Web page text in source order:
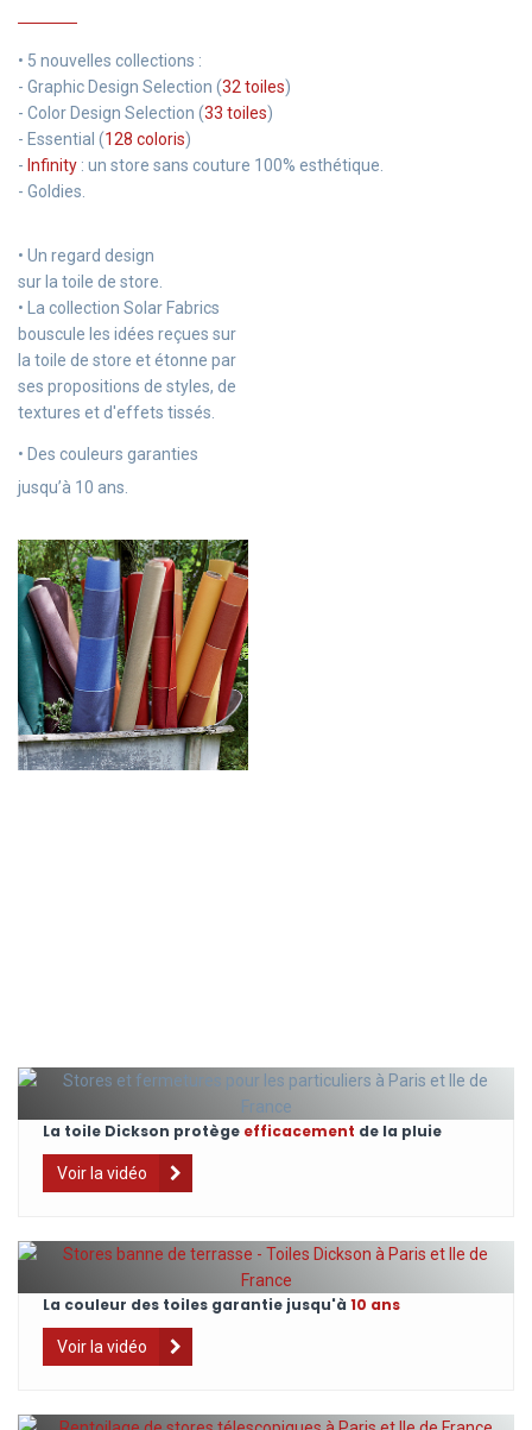
• 5 nouvelles collections :
- Graphic Design Selection (32 toiles)
- Color Design Selection (33 toiles)
- Essential (128 coloris)
- Infinity : un store sans couture 100% esthétique.
- Goldies.
• Un regard design
sur la toile de store.
• La collection Solar Fabrics
bouscule les idées reçues sur
la toile de store et étonne par
ses propositions de styles, de
textures et d'effets tissés.
• Des couleurs garanties
jusqu’à 10 ans.
La toile Dickson protège efficacement de la pluie
Voir la vidéo
La couleur des toiles garantie jusqu'à 10 ans
Voir la vidéo